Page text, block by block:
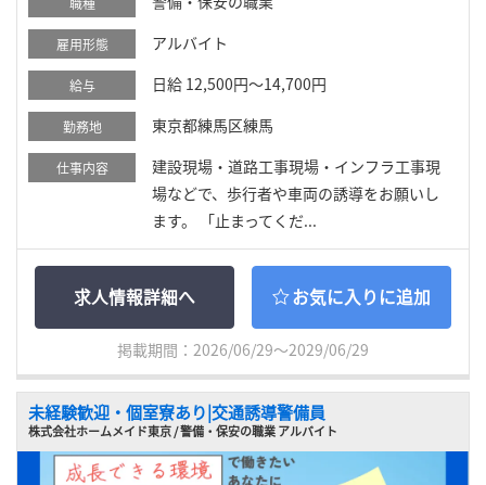
雇用形態 アルバイト
給与 日給 12,500円～14,700円
勤務地 東京都練馬区練馬
仕事内容
建設現場・道路工事現場・インフラ工事現
場などで、歩行者や車両の誘導をお願いし
ます。 「止まってくだ...
求人情報詳細へ お気に入りに追加
掲載期間：2026/06/29～2029/06/29
未経験歓迎・個室寮あり|交通誘導警備員
株式会社ホームメイド東京 / 警備・保安の職業 アルバイト